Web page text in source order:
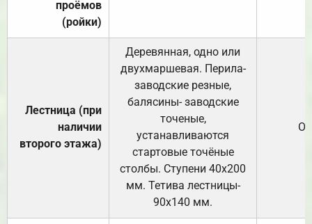
проёмов
(ройки)
Лестница (при
наличии
второго этажа)
Деревянная, одно или
двухмаршевая. Перила-
заводские резные,
балясины- заводские
точеные,
устанавливаются
стартовые точёные
столбы. Ступени 40х200
мм. Тетива лестницы-
90х140 мм.